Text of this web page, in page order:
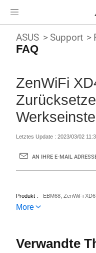
ASUS Support
FAQ
ZenWiFi
Letztes Update : 2023/03/02
AN IHRE E-MAIL
Produkt EBM68, ZenWiFi XD6
More
Verwandte